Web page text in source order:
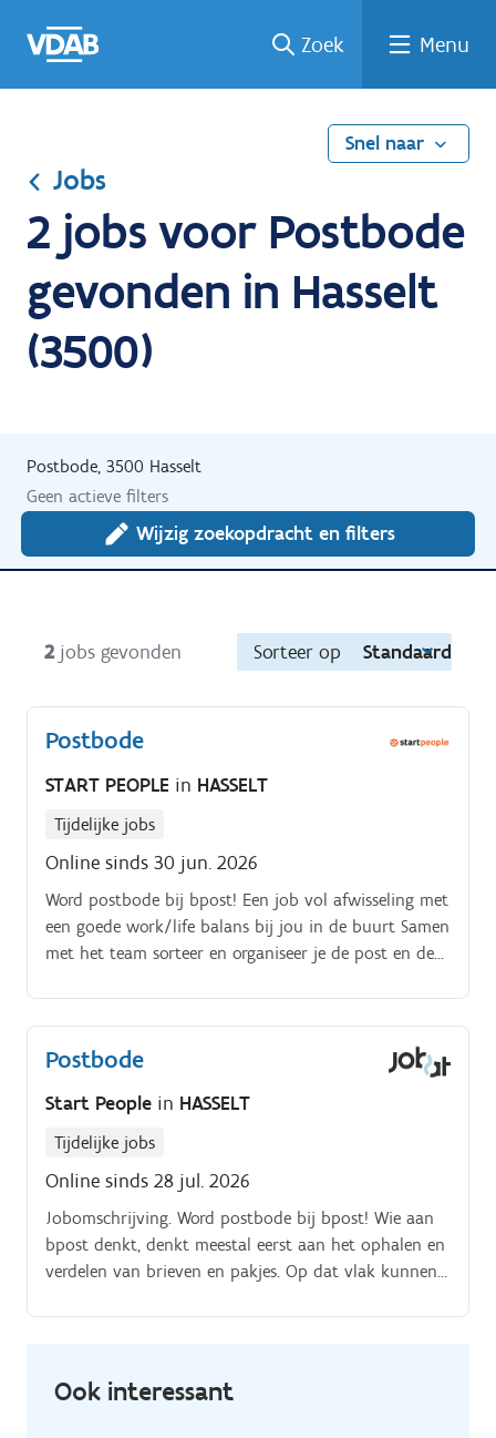
naar
een
een
job
naar
Zoek Menu
Snel naar
Jobs
2 jobs voor Postbode
gevonden in Hasselt
(3500)
Postbode, 3500 Hasselt
Geen actieve filters
Wijzig zoekopdracht en filters
2 jobs gevonden Sorteer op Standaard
Postbode
START PEOPLE in HASSELT
Tijdelijke jobs
Online sinds 30 jun. 2026
Word postbode bij bpost! Een job vol afwisseling met
een goede work/life balans bij jou in de buurt Samen
met het team sorteer en organiseer je de post en de
zorgvuldig zodat je klaar bent om op pad te gaan Te
voet, met de (elektrische) fiets of met een
bestelwagen vertrek je dan om jouw post en pakjes
ronde keer je terug naar je postkantoor, waar je de
werkdag afsluit en de niet afgeleverde pakjes en
Postbode
Start People in HASSELT
Tijdelijke jobs
Online sinds 28 jul. 2026
Jobomschrijving. Word postbode bij bpost! Wie aan
bpost denkt, denkt meestal eerst aan het ophalen en
verdelen van brieven en pakjes. Op dat vlak kunnen
Ook interessant